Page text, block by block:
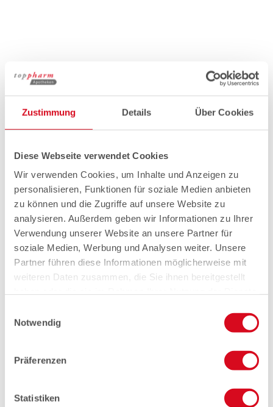
Zustimmung Details Über Cookies
Diese Webseite verwendet Cookies
Wir verwenden Cookies, um Inhalte und Anzeigen zu
personalisieren, Funktionen für soziale Medien anbieten
zu können und die Zugriffe auf unsere Website zu
analysieren. Außerdem geben wir Informationen zu Ihrer
Verwendung unserer Website an unsere Partner für
soziale Medien, Werbung und Analysen weiter. Unsere
Partner führen diese Informationen möglicherweise mit
weiteren Daten zusammen, die Sie ihnen bereitgestellt
Notwendig
Präferenzen
Statistiken